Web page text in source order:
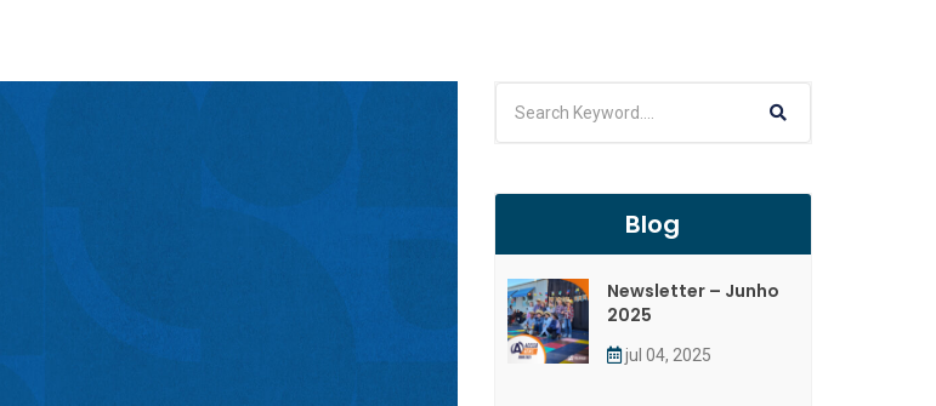
Blog
Newsletter – Junho
2025
jul 04, 2025